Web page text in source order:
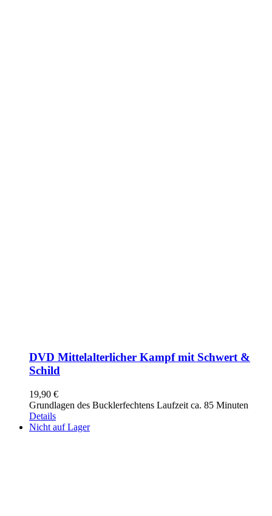
DVD Mittelalterlicher Kampf mit Schwert &
Schild
19,90 €
Grundlagen des Bucklerfechtens Laufzeit ca. 85 Minuten
Details
Nicht auf Lager